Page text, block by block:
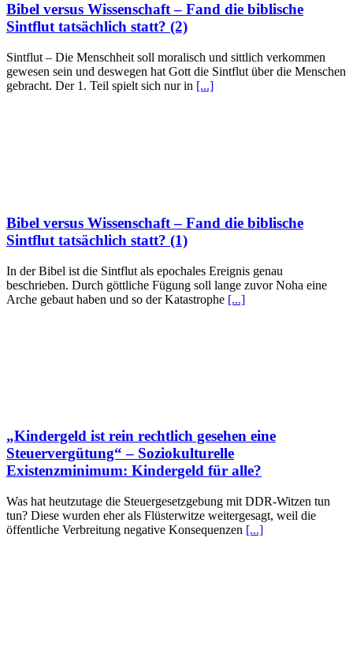
Bibel versus Wissenschaft – Fand die biblische
Sintflut tatsächlich statt? (2)
Sintflut – Die Menschheit soll moralisch und sittlich verkommen
gewesen sein und deswegen hat Gott die Sintflut über die Menschen
gebracht. Der 1. Teil spielt sich nur in [...]
Bibel versus Wissenschaft – Fand die biblische
Sintflut tatsächlich statt? (1)
In der Bibel ist die Sintflut als epochales Ereignis genau
beschrieben. Durch göttliche Fügung soll lange zuvor Noha eine
Arche gebaut haben und so der Katastrophe [...]
„Kindergeld ist rein rechtlich gesehen eine
Steuervergütung“ – Soziokulturelle
Existenzminimum: Kindergeld für alle?
Was hat heutzutage die Steuergesetzgebung mit DDR-Witzen tun
tun? Diese wurden eher als Flüsterwitze weitergesagt, weil die
öffentliche Verbreitung negative Konsequenzen [...]